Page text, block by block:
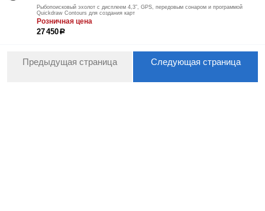
Рыбопоисковый эхолот с дисплеем 4,3”, GPS, передовым сонаром и программой
Quickdraw Contours для создания карт
Розничная цена
27 450р
Предыдущая страница Следующая страница